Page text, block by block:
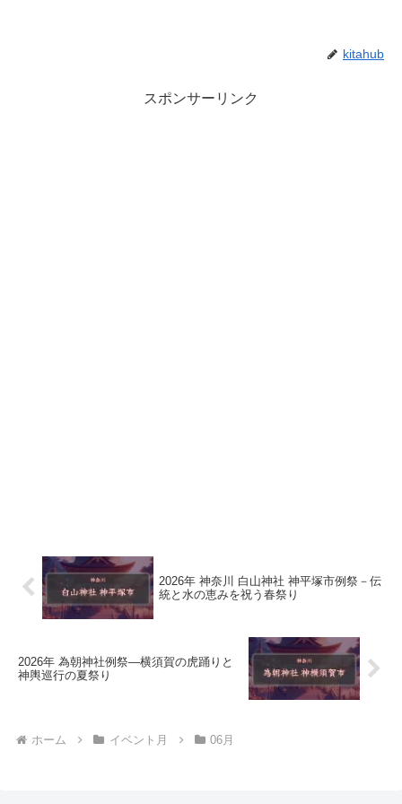
kitahub
スポンサーリンク
2026年 神奈川 白山神社 神平塚市例祭－伝
統と水の恵みを祝う春祭り
2026年 為朝神社例祭―横須賀の虎踊りと
神輿巡行の夏祭り
ホーム イベント月 06月